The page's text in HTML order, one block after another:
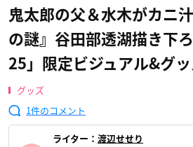
鬼太郎の父＆水木がカニ
の謎』谷田部透湖描き下
25」限定ビジュアル&グッ
グッズ
1
ライター： 渡辺せせり